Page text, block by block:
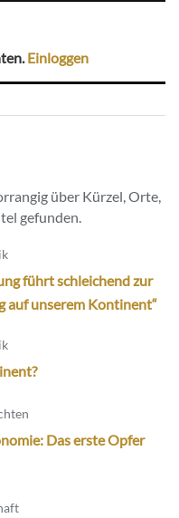
Einloggen
über Kürzel, Orte,
gefunden.
führt schleichend zur
auf unserem Kontinent“
Das erste Opfer